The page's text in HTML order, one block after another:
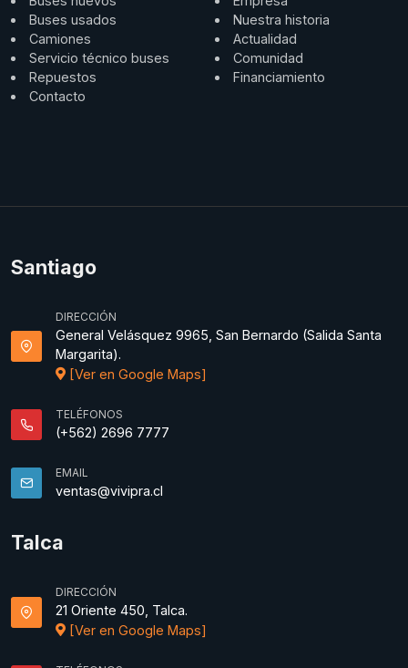
Buses usados
Camiones
Servicio técnico buses
Repuestos
Contacto
Nuestra historia
Actualidad
Comunidad
Financiamiento
Santiago
DIRECCIÓN
General Velásquez 9965, San Bernardo (Salida Santa
Margarita).
[Ver en Google Maps]
TELÉFONOS
(+562) 2696 7777
EMAIL
ventas@vivipra.cl
Talca
DIRECCIÓN
21 Oriente 450, Talca.
[Ver en Google Maps]